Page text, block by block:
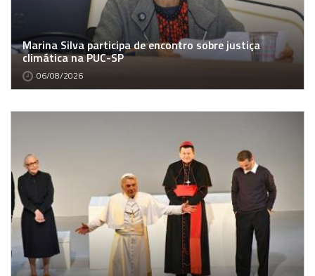
Marina Silva participa de encontro sobre justiça
climática na PUC-SP
06/08/2026